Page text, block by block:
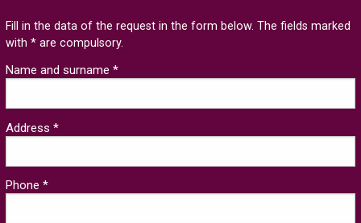
Fill in the data of the request in the form below. The fields marked
with * are compulsory.
Name and surname *
Address *
Phone *